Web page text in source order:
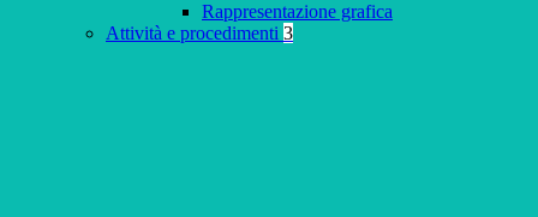
Rappresentazione grafica
Attività e procedimenti 3